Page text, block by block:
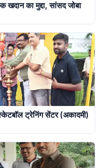
का मुद्दा, सांसद जोबा
ट्रेनिंग सेंटर (अकादमी)